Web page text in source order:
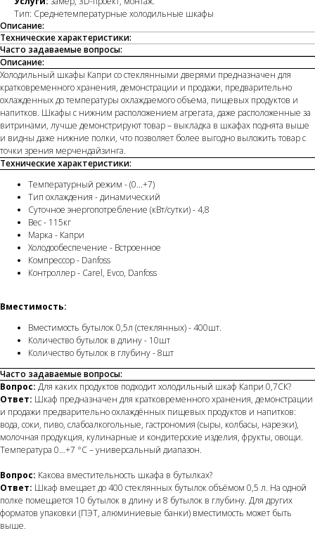
Тип: Среднетемпературные холодильные шкафы
Описание:
Технические характеристики:
Часто задаваемые вопросы:
Описание:
Холодильный шкафы Капри со стеклянными дверями предназначен для
кратковременного хранения, демонстрации и продажи, предварительно
охлажденных до температуры охлаждаемого объема, пищевых продуктов и
напитков. Шкафы с нижним расположением агрегата, даже расположенные за
витринами, лучше демонстрируют товар – выкладка в шкафах поднята выше
и видны даже нижние полки, что позволяет более выгодно выложить товар с
точки зрения мерчендайзинга.
Технические характеристики:
Температурный режим - (0...+7)
Тип охлаждения - динамический
Суточное энергопотребление (кВт/сутки) - 4,8
Вес - 115кг
Марка - Капри
Холодообеспечение - Встроенное
Компрессор - Danfoss
Контроллер - Carel, Evco, Danfoss
Вместимость:
Вместимость бутылок 0,5л (стеклянных) - 400шт.
Количество бутылок в длину - 10шт
Количество бутылок в глубину - 8шт
Часто задаваемые вопросы:
Вопрос: Для каких продуктов подходит холодильный шкаф Капри 0,7СК?
Ответ: Шкаф предназначен для кратковременного хранения, демонстрации
и продажи предварительно охлаждённых пищевых продуктов и напитков:
вода, соки, пиво, слабоалкогольные, гастрономия (сыры, колбасы, нарезки),
молочная продукция, кулинарные и кондитерские изделия, фрукты, овощи.
Температура 0…+7 °C – универсальный диапазон.
Вопрос: Какова вместительность шкафа в бутылках?
Ответ: Шкаф вмещает до 400 стеклянных бутылок объёмом 0,5 л. На одной
полке помещается 10 бутылок в длину и 8 бутылок в глубину. Для других
форматов упаковки (ПЭТ, алюминиевые банки) вместимость может быть
выше.